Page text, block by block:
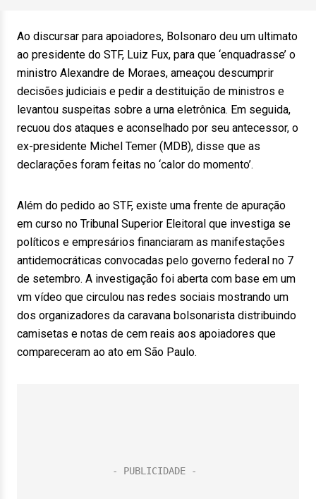
Ao discursar para apoiadores, Bolsonaro deu um ultimato
ao presidente do STF, Luiz Fux, para que ‘enquadrasse’ o
ministro Alexandre de Moraes, ameaçou descumprir
decisões judiciais e pedir a destituição de ministros e
levantou suspeitas sobre a urna eletrônica. Em seguida,
recuou dos ataques e aconselhado por seu antecessor, o
ex-presidente Michel Temer (MDB), disse que as
declarações foram feitas no ‘calor do momento’.
Além do pedido ao STF, existe uma frente de apuração
em curso no Tribunal Superior Eleitoral que investiga se
políticos e empresários financiaram as manifestações
antidemocráticas convocadas pelo governo federal no 7
de setembro. A investigação foi aberta com base em um
vm vídeo que circulou nas redes sociais mostrando um
dos organizadores da caravana bolsonarista distribuindo
camisetas e notas de cem reais aos apoiadores que
compareceram ao ato em São Paulo.